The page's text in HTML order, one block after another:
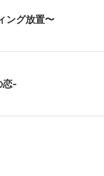
ング放置〜
恋-